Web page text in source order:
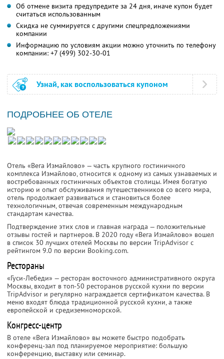
Об отмене визита предупредите за 24 дня, иначе купон будет
считаться использованным
Скидка не суммируется с другими спецпредложениями
компании
Информацию по условиям акции можно уточнить по телефону
компании: +7 (499) 302-30-01
Узнай, как воспользоваться купоном
ПОДРОБНЕЕ ОБ ОТЕЛЕ
Отель «Вега Измайлово» — часть крупного гостиничного
комплекса Измайлово, относится к одному из самых узнаваемых и
востребованных гостиничных объектов столицы. Имея богатую
историю и опыт обслуживания путешественников со всего мира,
отель продолжает развиваться и становиться более
технологичным, отвечая современным международным
стандартам качества.
Подтверждение этих слов и главная награда — положительные
отзывы гостей и партнеров. В 2020 году «Вега Измайлово» вошел
в список 30 лучших отелей Москвы по версии TripAdvisor с
рейтингом 9.0 по версии Booking.com.
Рестораны
«Гуси-Лебеди» — ресторан восточного административного округа
Москвы, входит в топ-50 ресторанов русской кухни по версии
TripAdvisor и регулярно награждается сертификатом качества. В
меню входят блюда традиционной русской кухни, а также
европейской и средиземноморской.
Конгресс-центр
В отеле «Вега Измайлово» вы можете быстро подобрать
конференц-зал под планируемое мероприятие: большую
конференцию, выставку или семинар.